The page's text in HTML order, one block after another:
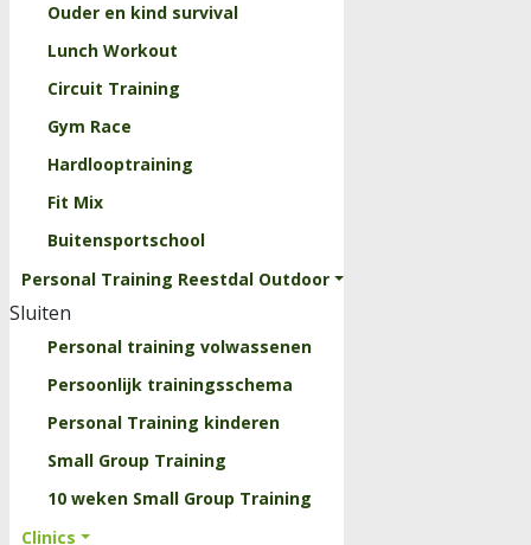
Ouder en kind survival
Lunch Workout
Circuit Training
Gym Race
Hardlooptraining
Fit Mix
Buitensportschool
Personal Training Reestdal Outdoor
Sluiten
Personal training volwassenen
Persoonlijk trainingsschema
Personal Training kinderen
Small Group Training
10 weken Small Group Training
Clinics